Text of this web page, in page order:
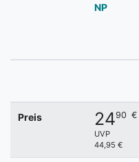
NP
Preis 2490 €
UVP
44,95 €